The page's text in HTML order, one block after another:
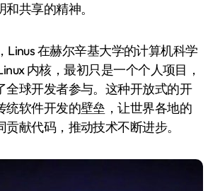
共享的精神。
Linus 在赫尔辛基大学的计算机科学
内核，最初只是一个个人项目，
全球开发者参与。这种开放式的开
统软件开发的壁垒，让世界各地的
献代码，推动技术不断进步。